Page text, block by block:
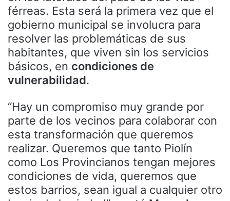
férreas. Esta será la primera vez que el
gobierno municipal se involucra para
resolver las problemáticas de sus
habitantes, que viven sin los servicios
básicos, en condiciones de
vulnerabilidad.
“Hay un compromiso muy grande por
parte de los vecinos para colaborar con
esta transformación que queremos
realizar. Queremos que tanto Piolín
como Los Provincianos tengan mejores
condiciones de vida, queremos que
estos barrios, sean igual a cualquier otro